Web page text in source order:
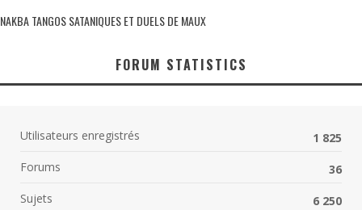
NAKBA TANGOS SATANIQUES ET DUELS DE MAUX
FORUM STATISTICS
Utilisateurs enregistrés
1 825
Forums
36
Sujets
6 250